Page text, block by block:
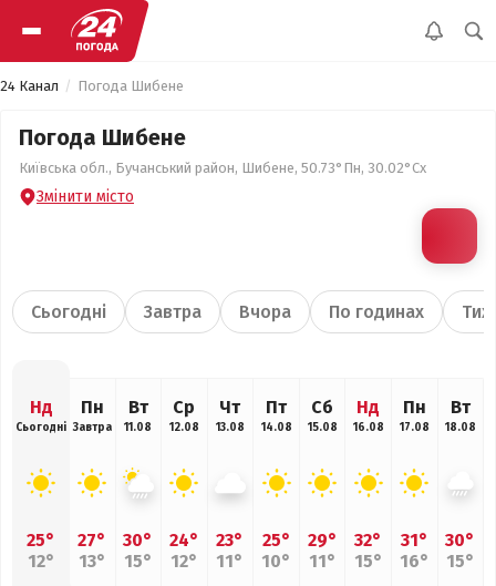
24 Канал Погода Шибене
Погода Шибене
Київська обл., Бучанський район, Шибене, 50.73°Пн, 30.02°Сх
Змінити місто
Сьогодні Завтра Вчора По годинах
Нд
Сьогодні
25°
12°
Пн
Завтра
27°
13°
Вт
11.08
30°
15°
Ср
12.08
24°
12°
Чт
13.08
23°
11°
Пт
14.08
25°
10°
Сб
15.08
29°
11°
Нд
16.08
32°
15°
Пн
17.08
31°
16°
Вт
18.08
30°
15°